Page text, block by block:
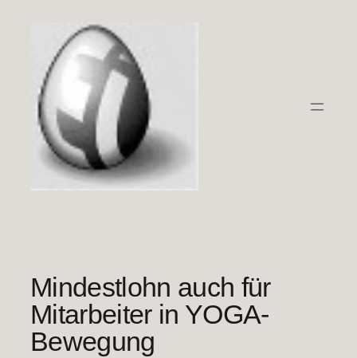
springen
Mindestlohn auch für
Mitarbeiter in YOGA-
Bewegung